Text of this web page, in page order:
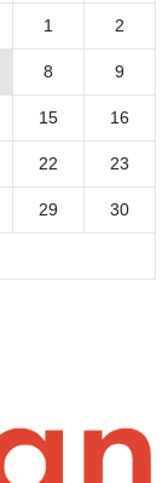
1 2
8 9
15 16
22 23
29 30